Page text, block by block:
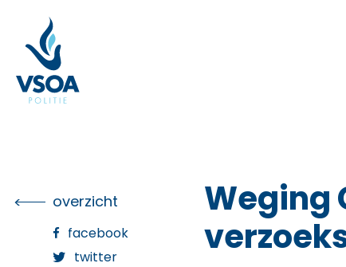
content
overzicht
facebook
twitter
Weging